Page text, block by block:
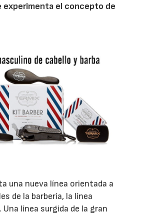
experimenta el concepto de
una nueva línea orientada a
de la barbería, la línea
. Una línea surgida de la gran